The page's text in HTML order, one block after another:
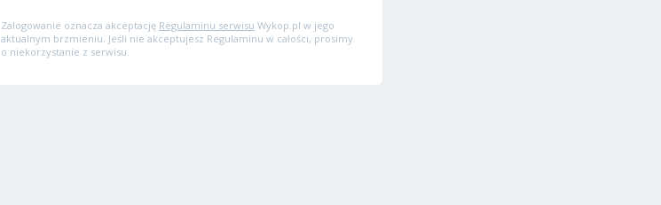
Zalogowanie oznacza akceptację Regulaminu serwisu Wykop.pl w jego
aktualnym brzmieniu. Jeśli nie akceptujesz Regulaminu w całości, prosimy
o niekorzystanie z serwisu.